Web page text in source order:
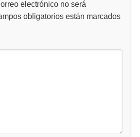
electrónico no será
obligatorios están marcados